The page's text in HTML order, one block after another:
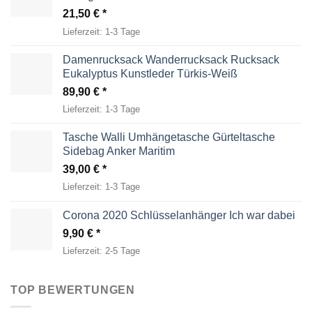
21,50 €
Lieferzeit: 1-3 Tage
Damenrucksack Wanderrucksack Rucksack
Eukalyptus Kunstleder Türkis-Weiß
89,90 €
Lieferzeit: 1-3 Tage
Tasche Walli Umhängetasche Gürteltasche
Sidebag Anker Maritim
39,00 €
Lieferzeit: 1-3 Tage
Corona 2020 Schlüsselanhänger Ich war dabei
9,90 €
Lieferzeit: 2-5 Tage
TOP BEWERTUNGEN